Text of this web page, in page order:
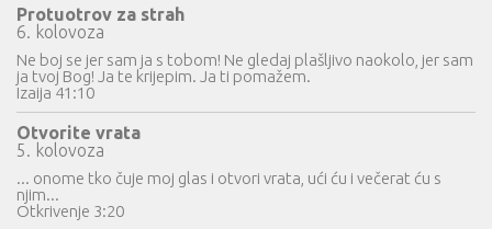
Protuotrov za strah
6. kolovoza
Ne boj se jer sam ja s tobom! Ne gledaj plašljivo naokolo, jer sam
ja tvoj Bog! Ja te krijepim. Ja ti pomažem.
Izaija 41:10
Otvorite vrata
5. kolovoza
... onome tko čuje moj glas i otvori vrata, ući ću i večerat ću s
njim...
Otkrivenje 3:20